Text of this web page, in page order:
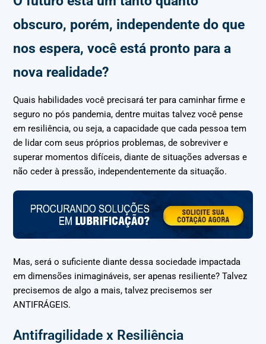
obscuro, porém, independente do que
nos espera, você está pronto para a
nova realidade?
Quais habilidades você precisará ter para caminhar firme e
seguro no pós pandemia, dentre muitas talvez você pense
em resiliência, ou seja, a capacidade que cada pessoa tem
de lidar com seus próprios problemas, de sobreviver e
superar momentos difíceis, diante de situações adversas e
não ceder à pressão, independentemente da situação.
Mas, será o suficiente diante dessa sociedade impactada
em dimensões inimagináveis, ser apenas resiliente? Talvez
precisemos de algo a mais, talvez precisemos ser
ANTIFRÁGEIS.
Antifragilidade x Resiliência